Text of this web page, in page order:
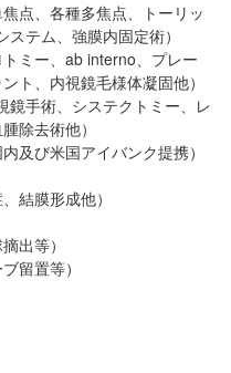
点、各種多焦点、トーリッ
テム、強膜内固定術）
ミー、ab interno、プレー
ト、内視鏡毛様体凝固他）
鏡手術、システクトミー、レ
除去術他）
及び米国アイバンク提携）
結膜形成他）
出等）
留置等）